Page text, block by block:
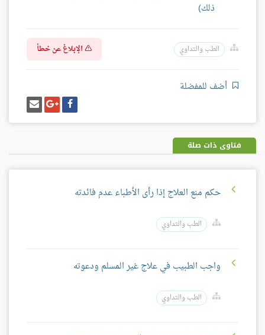
ذلك)
الطب والتداوي الإبلاغ عن خطأ
أضف للمفضلة
شارك
على
فيسبوك
شارك
على
غوغل
بلس
إرسل
إيميل
فتاوى ذات صلة
حكم منع العلاج إذا رأى الأطباء عدم فائدته
الطب والتداوي
واجب الطبيب في علاج غير المسلم ودعوته
الطب والتداوي